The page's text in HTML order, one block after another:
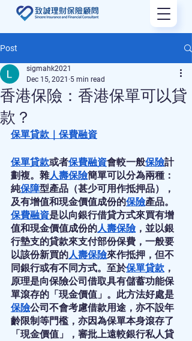
Post
香港保險：香港保單可以貸
款？
sigmahk2021
Dec 15, 2021 5 min read
保單貸款 ｜ 保費融資
保單貸款或者保費融資會較一般保險計
劃複。雜人壽保險簡單可以分為兩種：
純保障型產品（甚少可用作抵押品），
及有增值和現金價值成份的保險產品。
保費融資是以向銀行借貸方式來買有增
值和現金價值成份的人壽保險 ，並以銀
行墊支的貸款來支付部份保費，一般要
以該份新買的人壽保險來作抵押，但不
同銀行或有不同方式。至於保單貸款 ，
原理是向保險公司借取具有儲蓄功能保
單滾存的「現金價值」。此方法好處是
保險公司不會考慮借款用途，亦不設年
齡限制等門檻，亦因為保單本身滾存了
「現金價值」，審批上遠較銀行私人貸